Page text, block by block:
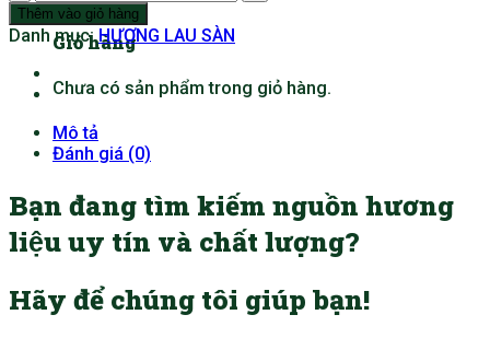
Giỏ hàng
Chưa có sản phẩm trong giỏ hàng.
SÀN
HƯƠNG
HOA
YLANG
số
Thêm vào giỏ hàng
Danh mục:HƯƠNG LAU SÀN
Mô tả
Đánh giá (0)
Bạn đang tìm kiếm nguồn hương
liệu uy tín và chất lượng?
Hãy để chúng tôi giúp bạn!